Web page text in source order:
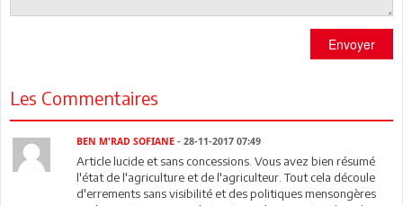
Envoyer
Les Commentaires
BEN M'RAD SOFIANE - 28-11-2017 07:49
Article lucide et sans concessions. Vous avez bien résumé
l'état de l'agriculture et de l'agriculteur. Tout cela découle
d'errements sans visibilité et des politiques mensongères